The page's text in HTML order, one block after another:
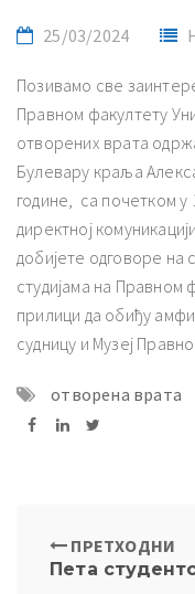
25/03/2024
Позивамо све
Правном факултету
отворених врата
Булевару краља
године, са почетком у
директној
добијете одговоре на
студијама на Правном
прилици да обиђу
судницу и Музеј
отворена врата
ПРЕТХОДНИ